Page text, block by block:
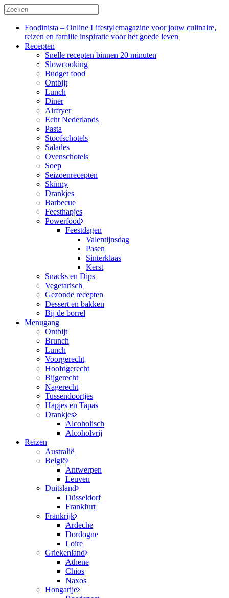
Foodinista – Online Lifestylemagazine voor jouw culinaire,
reizen en familie inspiratie voor het goede leven
Recepten
Snelle recepten binnen 20 minuten
Slowcooking
Budget food
Ontbijt
Lunch
Diner
Airfryer
Echt Nederlands
Pasta
Stoofschotels
Salades
Ovenschotels
Soep
Seizoenrecepten
Skinny
Drankjes
Barbecue
Feesthapjes
Powerfood
Feestdagen
Valentijnsdag
Pasen
Sinterklaas
Kerst
Snacks en Dips
Vegetarisch
Gezonde recepten
Dessert en bakken
Bij de borrel
Menugang
Ontbijt
Brunch
Lunch
Voorgerecht
Hoofdgerecht
Bijgerecht
Nagerecht
Tussendoortjes
Hapjes en Tapas
Drankjes
Alcoholisch
Alcoholvrij
Reizen
Australië
België
Antwerpen
Leuven
Duitsland
Düsseldorf
Frankfurt
Frankrijk
Ardeche
Dordogne
Loire
Griekenland
Athene
Chios
Naxos
Hongarije